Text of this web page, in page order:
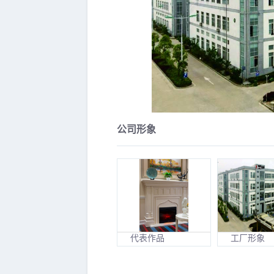
公司形象
代表作品 工厂形象